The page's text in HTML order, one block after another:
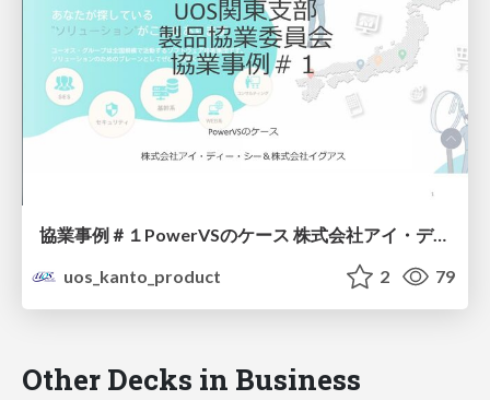
協業事例＃１PowerVSのケース 株式会社アイ・ディー・シー＆株式会社イグアス
uos_kanto_product
2 79
Other Decks in Business